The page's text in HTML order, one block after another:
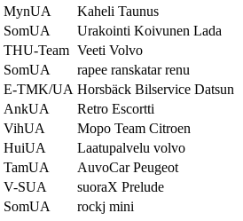
MynUA
Kaheli Taunus
SomUA
Urakointi Koivunen Lada
THU-Team Veeti Volvo
SomUA
rapee ranskatar renu
E-TMK/UA Horsbäck Bilservice Datsun
AnkUA
Retro Escortti
VihUA
Mopo Team Citroen
HuiUA
Laatupalvelu volvo
TamUA
AuvoCar Peugeot
V-SUA
suoraX Prelude
SomUA
rockj mini